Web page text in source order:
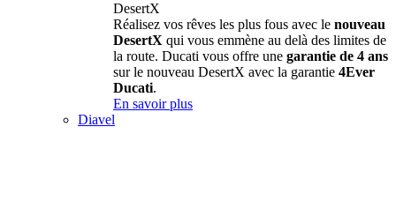
DesertX
Réalisez vos rêves les plus fous avec le nouveau
DesertX qui vous emmène au delà des limites de
la route. Ducati vous offre une garantie de 4 ans
sur le nouveau DesertX avec la garantie 4Ever
Ducati.
En savoir plus
Diavel